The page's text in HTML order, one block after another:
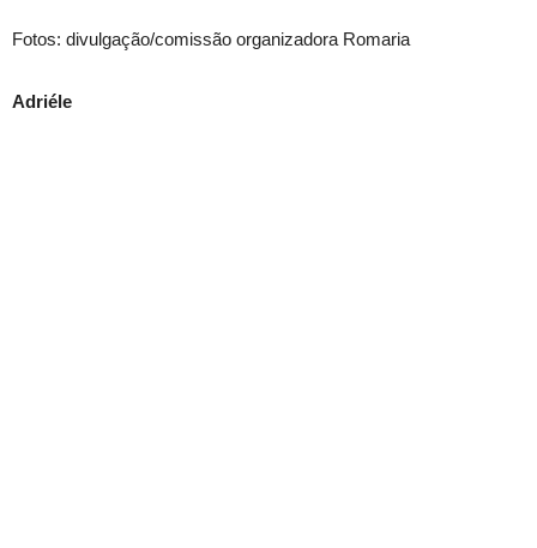
Fotos: divulgação/comissão organizadora Romaria
Adriéle